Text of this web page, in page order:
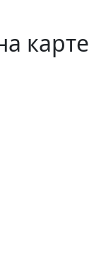
карте